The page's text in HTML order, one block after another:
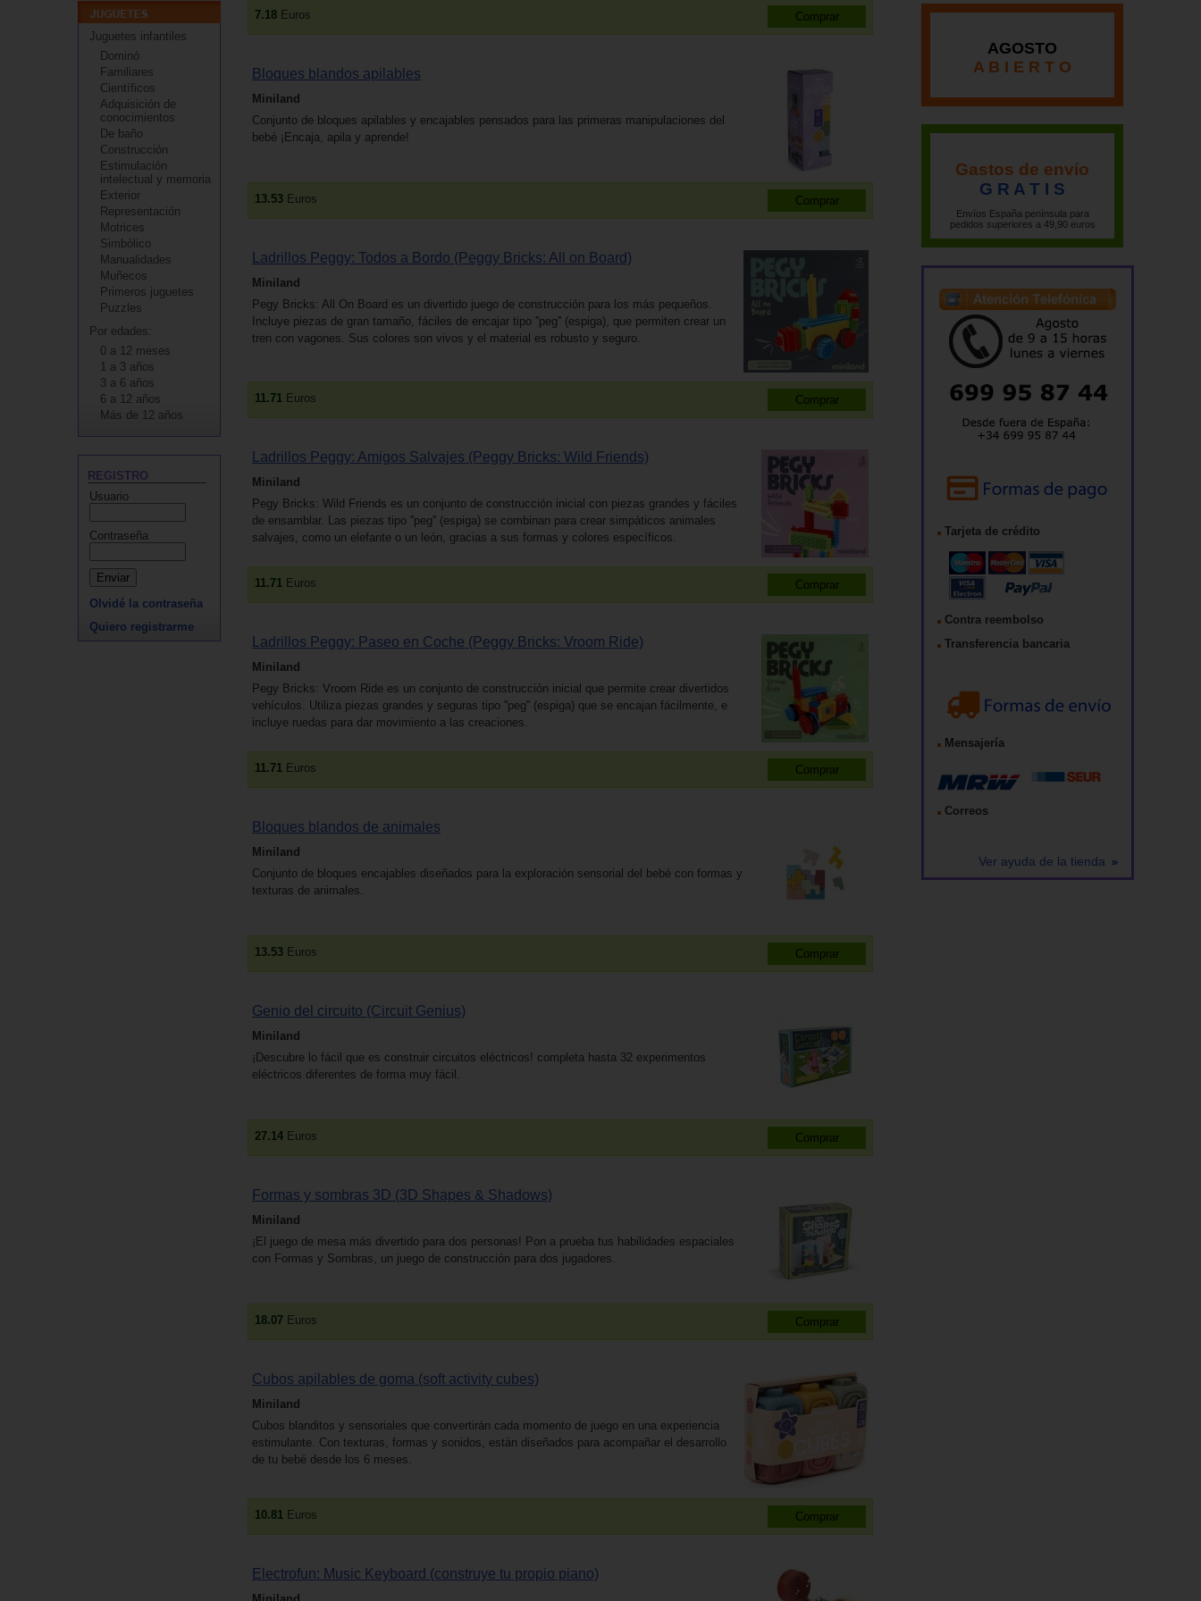
Juguetes infantiles
Dominó
Familiares
Científicos
Adquisición de
conocimientos
De baño
Construcción
Estimulación
intelectual y memoria
Exterior
Representación
Motrices
Simbólico
Manualidades
Muñecos
Primeros juguetes
Puzzles
Por edades:
0 a 12 meses
1 a 3 años
3 a 6 años
6 a 12 años
Más de 12 años
REGISTRO
Usuario
Contraseña
Olvidé la contraseña
Quiero registrarme
7.18 Euros
Bloques blandos apilables
Miniland
Conjunto de bloques apilables y encajables pensados para las primeras manipulaciones del
bebé ¡Encaja, apila y aprende!
13.53 Euros
Ladrillos Peggy: Todos a Bordo (Peggy Bricks: All on Board)
Miniland
Pegy Bricks: All On Board es un divertido juego de construcción para los más pequeños.
Incluye piezas de gran tamaño, fáciles de encajar tipo ''peg'' (espiga), que permiten crear un
tren con vagones. Sus colores son vivos y el material es robusto y seguro.
11.71 Euros
Ladrillos Peggy: Amigos Salvajes (Peggy Bricks: Wild Friends)
Miniland
Pegy Bricks: Wild Friends es un conjunto de construcción inicial con piezas grandes y fáciles
de ensamblar. Las piezas tipo ''peg'' (espiga) se combinan para crear simpáticos animales
salvajes, como un elefante o un león, gracias a sus formas y colores específicos.
11.71 Euros
Ladrillos Peggy: Paseo en Coche (Peggy Bricks: Vroom Ride)
Miniland
Pegy Bricks: Vroom Ride es un conjunto de construcción inicial que permite crear divertidos
vehículos. Utiliza piezas grandes y seguras tipo ''peg'' (espiga) que se encajan fácilmente, e
incluye ruedas para dar movimiento a las creaciones.
11.71 Euros
Bloques blandos de animales
Miniland
Conjunto de bloques encajables diseñados para la exploración sensorial del bebé con formas y
texturas de animales.
13.53 Euros
Genio del circuito (Circuit Genius)
Miniland
¡Descubre lo fácil que es construir circuitos eléctricos! completa hasta 32 experimentos
eléctricos diferentes de forma muy fácil.
27.14 Euros
Formas y sombras 3D (3D Shapes & Shadows)
Miniland
¡El juego de mesa más divertido para dos personas! Pon a prueba tus habilidades espaciales
con Formas y Sombras, un juego de construcción para dos jugadores.
18.07 Euros
Cubos apilables de goma (soft activity cubes)
Miniland
Cubos blanditos y sensoriales que convertirán cada momento de juego en una experiencia
estimulante. Con texturas, formas y sonidos, están diseñados para acompañar el desarrollo
de tu bebé desde los 6 meses.
10.81 Euros
Electrofun: Music Keyboard (construye tu propio piano)
AGOSTO
A B I E R T O
Gastos de envío
G R A T I S
Envíos España península para
pedidos superiores a 49,90 euros
Tarjeta de crédito
Contra reembolso
Transferencia bancaria
Mensajería
Correos
Ver ayuda de la tienda